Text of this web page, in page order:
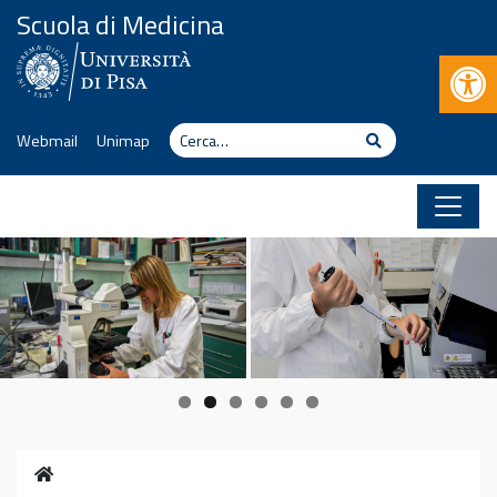
Vai al contenuto
Scuola di Medicina
Webmail Unimap Cerca Cerca
Home